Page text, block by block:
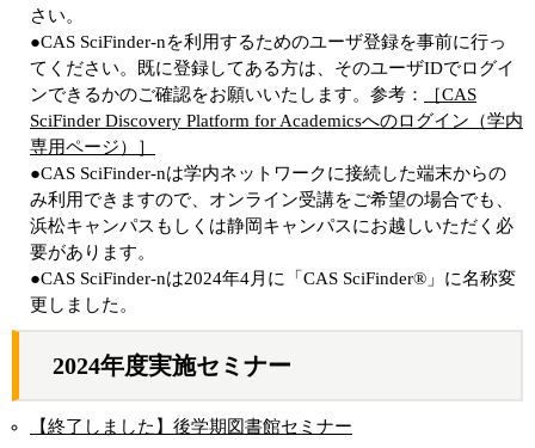
さい。
●CAS SciFinder-nを利用するためのユーザ登録を事前に行っ
てください。既に登録してある方は、そのユーザIDでログイ
ンできるかのご確認をお願いいたします。参考：
［CAS
SciFinder Discovery Platform for Academicsへのログイン（学内
専用ページ）］
●CAS SciFinder-nは学内ネットワークに接続した端末からの
み利用できますので、オンライン受講をご希望の場合でも、
浜松キャンパスもしくは静岡キャンパスにお越しいただく必
要があります。
●CAS SciFinder-nは2024年4月に「CAS SciFinder®」に名称変
更しました。
2024年度実施セミナー
【終了しました】後学期図書館セミナー